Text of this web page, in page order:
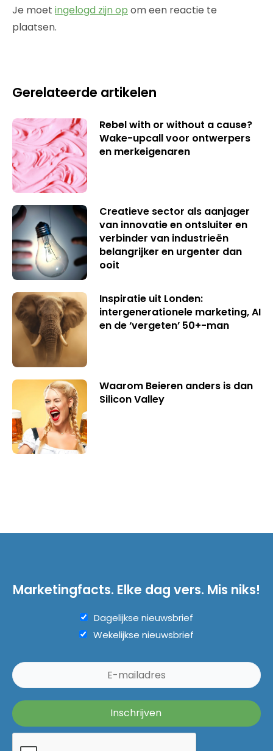
Je moet ingelogd zijn op om een reactie te
plaatsen.
Gerelateerde artikelen
Rebel with or without a cause?
Wake-upcall voor ontwerpers
en merkeigenaren
Creatieve sector als aanjager
van innovatie en ontsluiter en
verbinder van industrieën
belangrijker en urgenter dan
ooit
Inspiratie uit Londen:
intergenerationele marketing, AI
en de ‘vergeten’ 50+-man
Waarom Beieren anders is dan
Silicon Valley
Marketingfacts. Elke dag vers. Mis niks!
Dagelijkse nieuwsbrief
Wekelijkse nieuwsbrief